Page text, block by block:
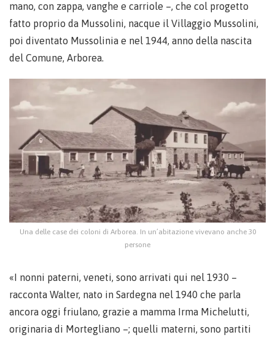
mano, con zappa, vanghe e carriole –, che col progetto
fatto proprio da Mussolini, nacque il Villaggio Mussolini,
poi diventato Mussolinia e nel 1944, anno della nascita
del Comune, Arborea.
Una delle case dei coloni di Arborea. In un’abitazione vivevano anche 30
persone
«I nonni paterni, veneti, sono arrivati qui nel 1930 –
racconta Walter, nato in Sardegna nel 1940 che parla
ancora oggi friulano, grazie a mamma Irma Michelutti,
originaria di Mortegliano –; quelli materni, sono partiti